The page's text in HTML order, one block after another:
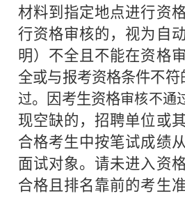
材料到指定地点进行资
行资格审核的，视为自
明）不全且不能在资格
全或与报考资格条件不符
过。因考生资格审核不通
现空缺的，招聘单位或
合格考生中按笔试成绩
面试对象。请未进入资
合格且排名靠前的考生